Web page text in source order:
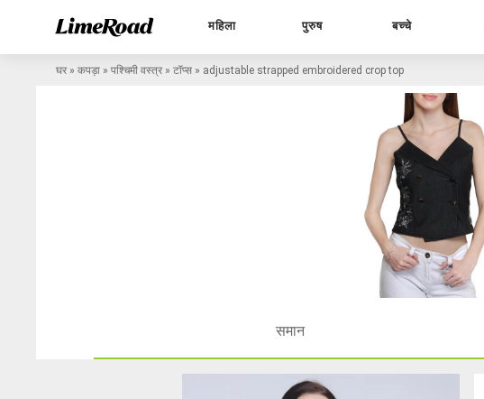
महिला पुरुष बच्चे
घर » कपड़ा » पश्चिमी वस्त्र » टॉप्स » adjustable strapped embroidered crop top
समान